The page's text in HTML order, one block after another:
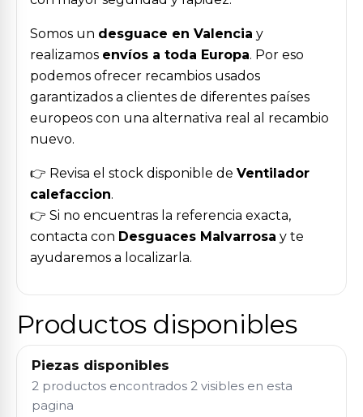
Somos un desguace en Valencia y
realizamos envíos a toda Europa. Por eso
podemos ofrecer recambios usados
garantizados a clientes de diferentes países
europeos con una alternativa real al recambio
nuevo.
👉 Revisa el stock disponible de Ventilador
calefaccion.
👉 Si no encuentras la referencia exacta,
contacta con Desguaces Malvarrosa y te
ayudaremos a localizarla.
Productos disponibles
Piezas disponibles
2 productos encontrados 2 visibles en esta
pagina